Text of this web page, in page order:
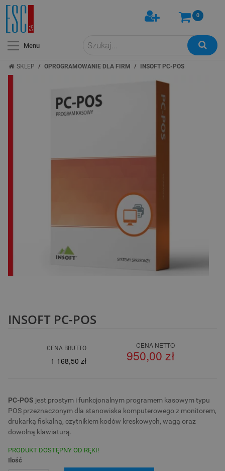
Menu
0
SKLEP / OPROGRAMOWANIE DLA FIRM / INSOFT PC-POS
INSOFT PC-POS
CENA BRUTTO
1 168,50 zł
CENA NETTO
950,00 zł
PC-POS jest prostym i funkcjonalnym programem kasowym typu
POS przeznaczonym dla stanowiska komputerowego z monitorem,
drukarką fiskalną, czytnikiem kodów kreskowych, wagą oraz
dowolną klawiaturą.
PRODUKT DOSTĘPNY OD RĘKI!
Ilość